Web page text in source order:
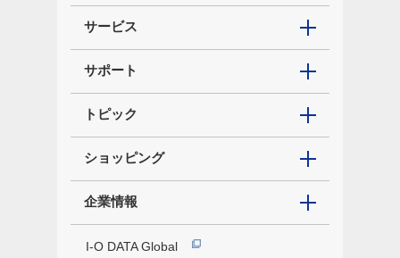
サービス
サポート
トピック
ショッピング
企業情報
I-O DATA Global